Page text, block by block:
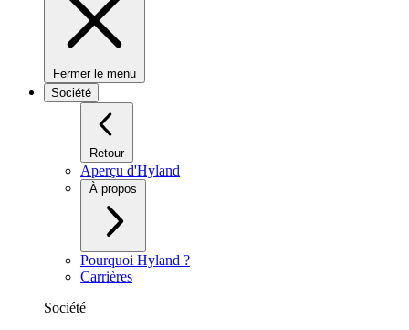
Fermer le menu
Société
Retour
Aperçu d'Hyland
À propos
Pourquoi Hyland ?
Carrières
Société